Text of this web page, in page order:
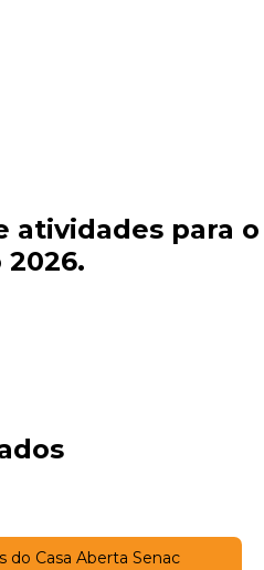
atividades para o
2026.
do Casa Aberta Senac